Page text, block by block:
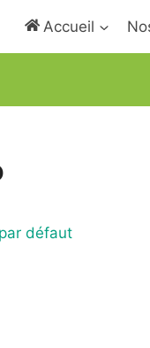
Accueil
défaut